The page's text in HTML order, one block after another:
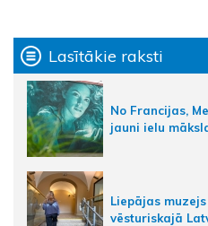
Lasītākie raksti
No Francijas,
jauni ielu
Liepājas
vēsturiskajā